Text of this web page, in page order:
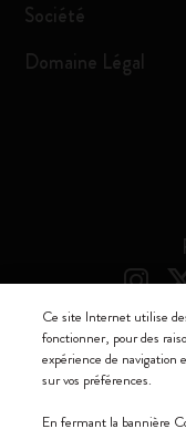
Société
Domaine Légal
Moleskine ® est une
Ce site Internet utilise
fonctionner, pour des
expérience de navigation
sur vos préférences.
En fermant la bannière